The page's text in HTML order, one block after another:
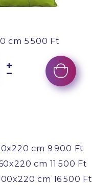
cm 5 500 Ft
cm 9 900 Ft
cm 11 500 Ft
cm 16 500 Ft